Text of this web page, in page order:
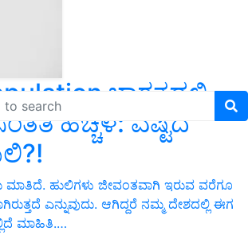
ಭಾರತದಲ್ಲಿ
ಹೆಚ್ಚಳ: ಎಷ್ಟಿದೆ
ಮಾತಿದೆ. ಹುಲಿಗಳು ಜೀವಂತವಾಗಿ ಇರುವ ವರೆಗೂ
ಎನ್ನುವುದು. ಆಗಿದ್ದರೆ ನಮ್ಮ ದೇಶದಲ್ಲಿ ಈಗ
ಮಾಹಿತಿ.…